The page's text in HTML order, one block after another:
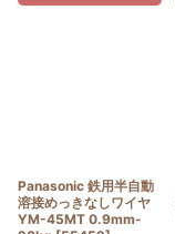
Panasonic 鉄用半自動
溶接めっきなしワイヤ
YM-45MT 0.9mm-